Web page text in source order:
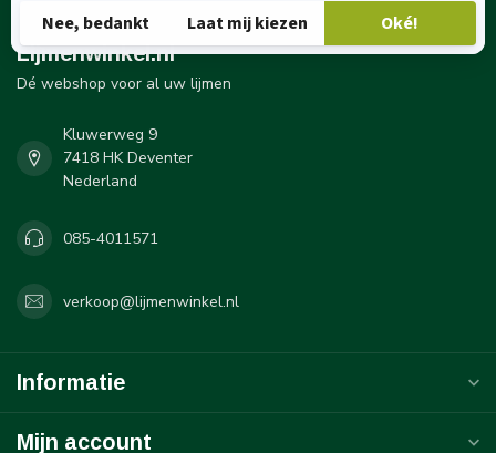
Lijmenwinkel.nl
Dé webshop voor al uw lijmen
Kluwerweg 9
7418 HK Deventer
Nederland
085-4011571
verkoop@lijmenwinkel.nl
Informatie
Mijn account